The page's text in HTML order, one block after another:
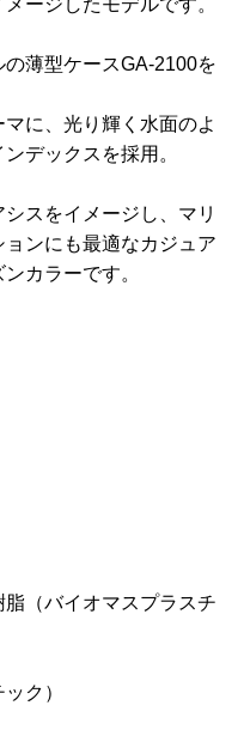
ージしたモデルです。
薄型ケースGA-2100を
に、光り輝く水面のよ
デックスを採用。
スをイメージし、マリ
ンにも最適なカジュア
カラーです。
脂（バイオマスプラスチ
ク）